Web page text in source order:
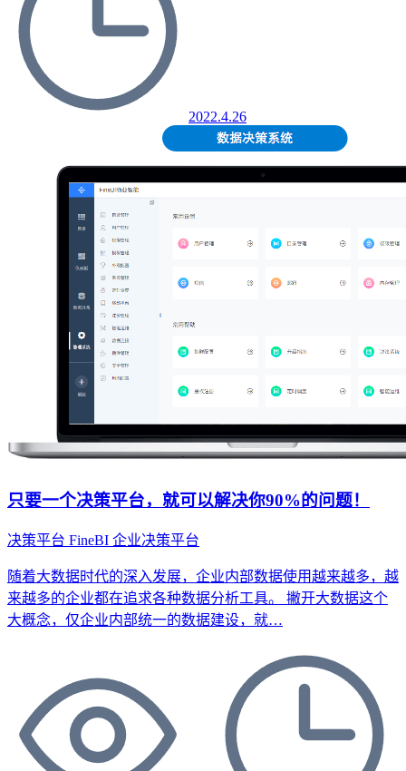
2022.4.26
只要一个决策平台，就可以解决你90%的问题！
决策平台 FineBI 企业决策平台
随着大数据时代的深入发展，企业内部数据使用越来越多，越
来越多的企业都在追求各种数据分析工具。 撇开大数据这个
大概念，仅企业内部统一的数据建设，就…